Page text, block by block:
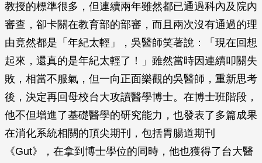
教授的標準很多，但連續兩年雖然都已通過科內及院內
審查，卻卡關在教育部的部審，而且兩次沒有通過的理
由竟然都是「年紀太輕」，吳醫師笑著說：「現在回想
起來，還真的是年紀太輕了！」雖然當時因連續叩關失
敗，相當不服氣，但一向正面樂觀的吳醫師，重新思考
後，決定再回母校台大攻讀醫學博士。在博士班階段，
他不但增進了基礎醫學的研究能力，也發表了多篇成果
在消化系統相關的頂尖期刊，包括胃腸道期刊
《Gut》，在拿到博士學位的同時，他也獲得了台大醫